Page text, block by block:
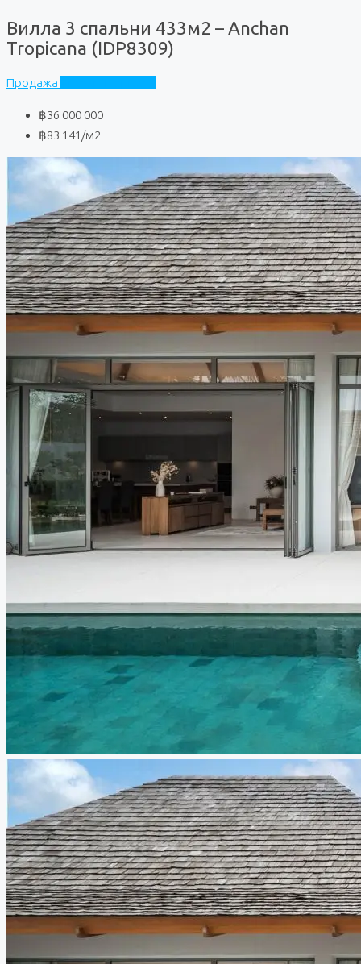
Вилла 3 спальни 433м2 – Anchan
Tropicana (IDP8309)
Продажа
฿36 000 000
฿83 141 /м2